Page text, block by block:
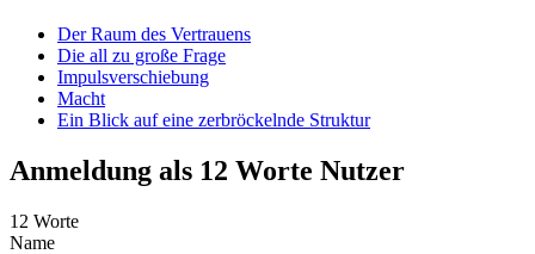
Der Raum des Vertrauens
Die all zu große Frage
Impulsverschiebung
Macht
Ein Blick auf eine zerbröckelnde Struktur
Anmeldung als 12 Worte Nutzer
12 Worte
Name